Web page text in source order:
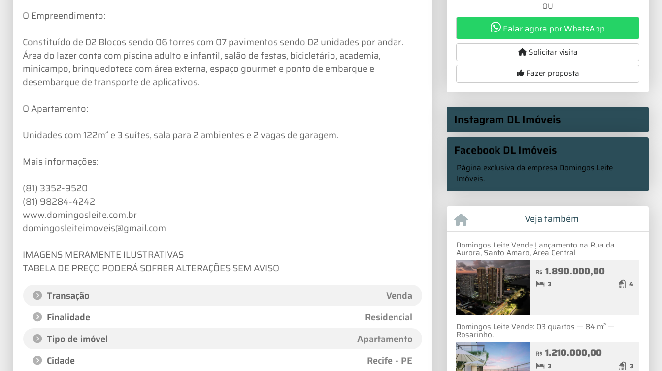
O Empreendimento:
Constituído de 02 Blocos sendo 06 torres com 07 pavimentos sendo 02 unidades por andar.
Área do lazer conta com piscina adulto e infantil, salão de festas, bicicletário, academia,
minicampo, brinquedoteca com área externa, espaço gourmet e ponto de embarque e
desembarque de transporte de aplicativos.
O Apartamento:
Unidades com 122m² e 3 suítes, sala para 2 ambientes e 2 vagas de garagem.
Mais informações:
(81) 3352-9520
(81) 98284-4242
www.domingosleite.com.br
domingosleiteimoveis@gmail.com
IMAGENS MERAMENTE ILUSTRATIVAS
TABELA DE PREÇO PODERÁ SOFRER ALTERAÇÕES SEM AVISO
Transação
Venda
Finalidade
Residencial
Tipo de imóvel
Apartamento
Cidade
Recife - PE
OU
Falar agora por WhatsApp
Solicitar visita
Fazer proposta
Instagram DL Imóveis
Facebook DL Imóveis
Página exclusiva da empresa Domingos Leite
Imóveis.
Veja também
Domingos Leite Vende Lançamento na Rua da
Aurora, Santo Amaro, Área Central
R$ 1.890.000,00
3 4
Domingos Leite Vende: 03 quartos — 84 m² —
Rosarinho.
R$ 1.210.000,00
3 3